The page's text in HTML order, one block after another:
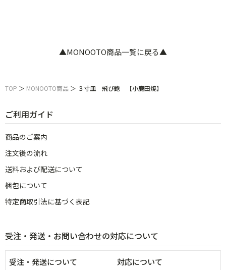
▲MONOOTO商品一覧に戻る▲
TOP ＞ MONOOTO商品 ＞ ３寸皿 飛び鉋 【小鹿田焼】
ご利用ガイド
商品のご案内
注文後の流れ
送料および配送について
梱包について
特定商取引法に基づく表記
受注・発送・お問い合わせの対応について
受注・発送について 対応について